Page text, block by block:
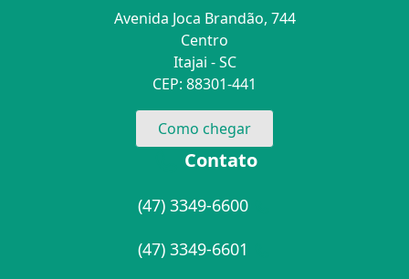
Avenida Joca Brandão, 744
Centro
Itajai - SC
CEP: 88301-441
Como chegar
Contato
(47) 3349-6600
(47) 3349-6601